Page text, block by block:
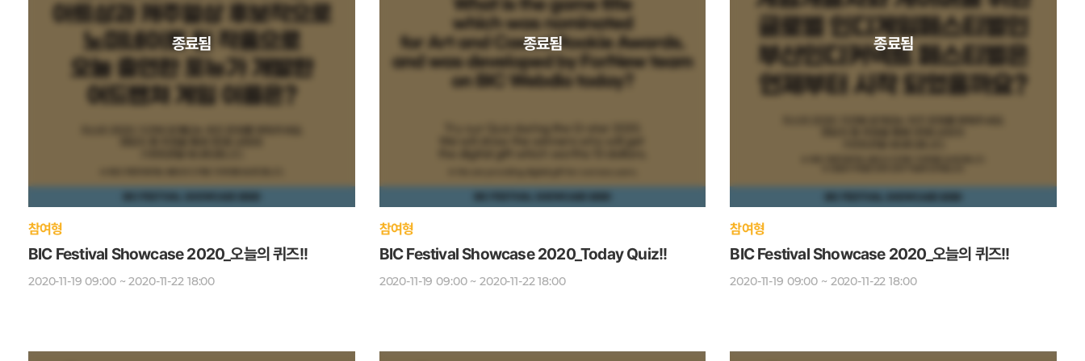
참여형
BIC Festival Showcase 2020_오늘의 퀴즈!!
2020-11-19 09:00 ~ 2020-11-22 18:00
참여형
BIC Festival Showcase 2020_Today Quiz!!
2020-11-19 09:00 ~ 2020-11-22 18:00
참여형
BIC Festival Showcase 2020_오늘의 퀴즈!!
2020-11-19 09:00 ~ 2020-11-22 18:00